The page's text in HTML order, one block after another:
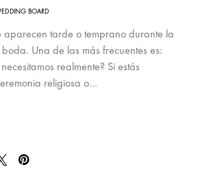
BOARD
tarde o temprano durante la
Una de las más frecuentes es:
realmente? Si estás
religiosa o…